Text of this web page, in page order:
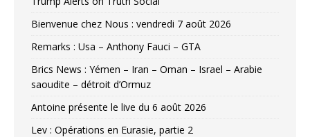
Bienvenue chez Nous : vendredi 7 août 2026
Remarks : Usa – Anthony Fauci – GTA
Brics News : Yémen – Iran – Oman – Israel – Arabie
saoudite – détroit d’Ormuz
Antoine présente le live du 6 août 2026
Lev : Opérations en Eurasie, partie 2